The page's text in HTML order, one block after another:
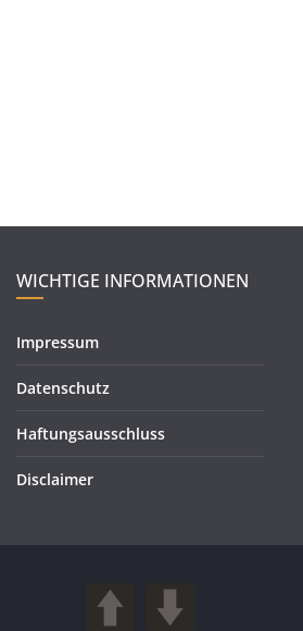
WICHTIGE INFORMATIONEN
Impressum
Datenschutz
Haftungsausschluss
Disclaimer